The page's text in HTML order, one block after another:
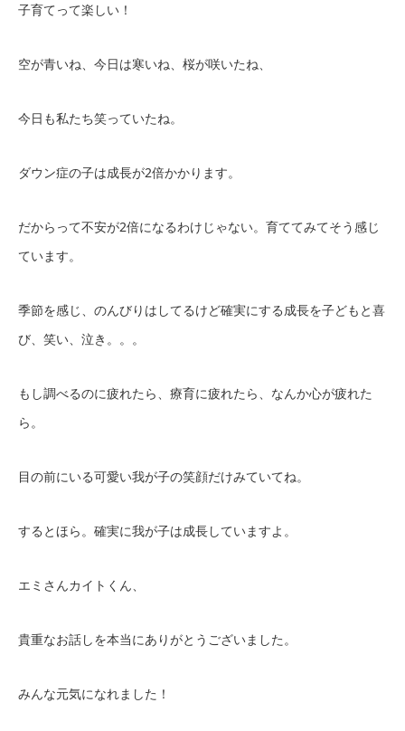
子育てって楽しい！
空が青いね、今日は寒いね、桜が咲いたね、
今日も私たち笑っていたね。
ダウン症の子は成長が2倍かかります。
だからって不安が2倍になるわけじゃない。育ててみてそう感じ
ています。
季節を感じ、のんびりはしてるけど確実にする成長を子どもと喜
び、笑い、泣き。。。
もし調べるのに疲れたら、療育に疲れたら、なんか心が疲れた
ら。
目の前にいる可愛い我が子の笑顔だけみていてね。
するとほら。確実に我が子は成長していますよ。
エミさんカイトくん、
貴重なお話しを本当にありがとうございました。
みんな元気になれました！